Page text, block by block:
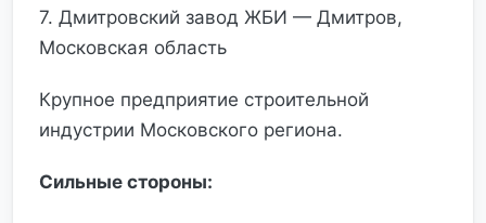
7. Дмитровский завод ЖБИ — Дмитров,
Московская область
Крупное предприятие строительной
индустрии Московского региона.
Сильные стороны: